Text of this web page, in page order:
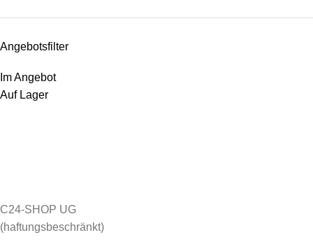
Angebotsfilter
Im Angebot
Auf Lager
C24-SHOP UG
(haftungsbeschränkt)